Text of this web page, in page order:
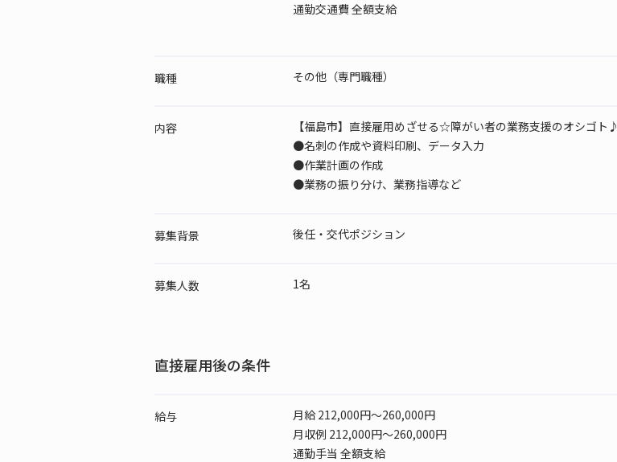
通勤交通費 全額支給
職種 その他（専門職種）
内容
【福島市】直接雇用めざせる☆障がい者の業務支援のオシゴト♪
●名刺の作成や資料印刷、データ入力
●作業計画の作成
●業務の振り分け、業務指導など
募集背景 後任・交代ポジション
募集人数 1名
直接雇用後の条件
給与
月給 212,000円～260,000円
月収例 212,000円～260,000円
通勤手当 全額支給